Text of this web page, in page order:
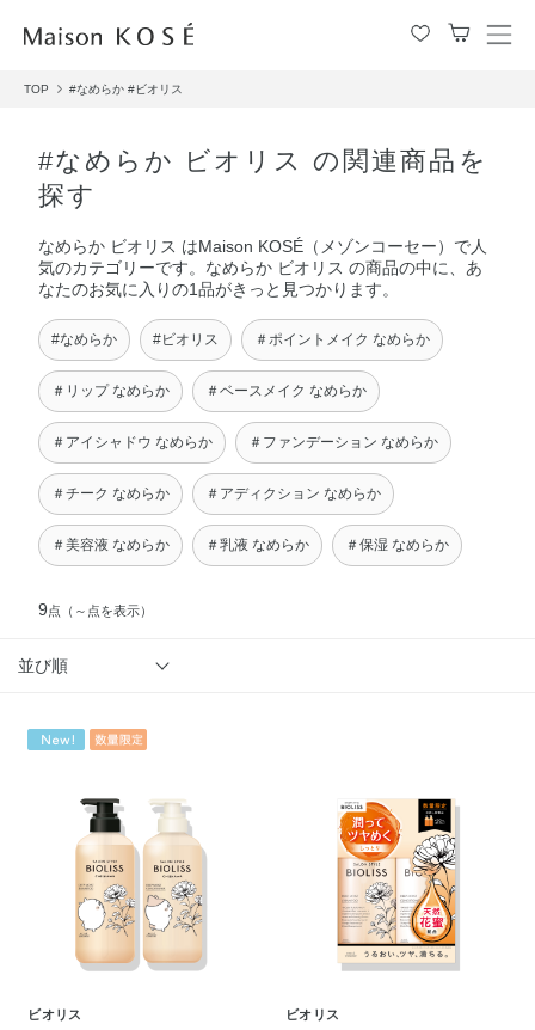
メ
TOP #なめらか #ビオリス
#なめらか ビオリス の関連商品を
探す
なめらか ビオリス はMaison KOSÉ（メゾンコーセー）で人
気のカテゴリーです。なめらか ビオリス の商品の中に、あ
なたのお気に入りの1品がきっと見つかります。
#なめらか #ビオリス ＃ポイントメイク なめらか
＃リップ なめらか ＃ベースメイク なめらか
＃アイシャドウ なめらか ＃ファンデーション なめらか
＃チーク なめらか ＃アディクション なめらか
＃美容液 なめらか ＃乳液 なめらか ＃保湿 なめらか
9点 （～点を表示）
並び順
ビオリス ビオリス